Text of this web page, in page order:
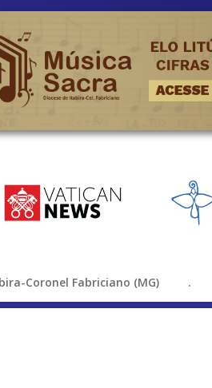
Coronel Fabriciano (MG) .